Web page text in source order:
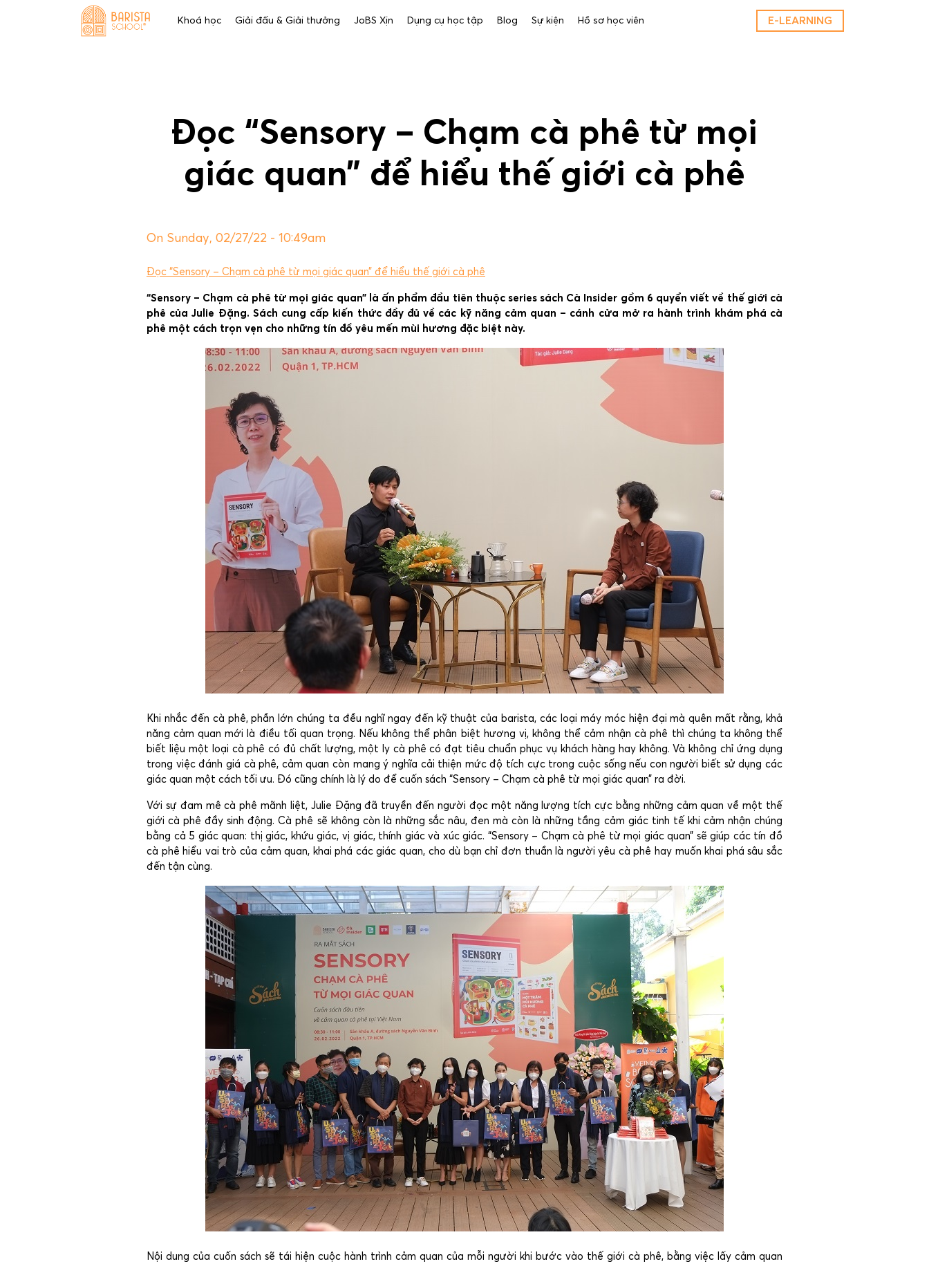
Khoá học Giải đấu & Giải thưởng JoBS Xịn Dụng cụ học tập Blog Sự kiện Hồ sơ học viên E-LEARNING
Đọc “Sensory – Chạm cà phê từ mọi
giác quan” để hiểu thế giới cà phê
On Sunday, 02/27/22 - 10:49am
Đọc “Sensory – Chạm cà phê từ mọi giác quan” để hiểu thế giới cà phê
“Sensory – Chạm cà phê từ mọi giác quan” là ấn phẩm đầu tiên thuộc series sách Cà Insider gồm 6 quyển viết về thế giới cà
phê của Julie Đặng. Sách cung cấp kiến thức đầy đủ về các kỹ năng cảm quan – cánh cửa mở ra hành trình khám phá cà
phê một cách trọn vẹn cho những tín đồ yêu mến mùi hương đặc biệt này.
Khi nhắc đến cà phê, phần lớn chúng ta đều nghĩ ngay đến kỹ thuật của barista, các loại máy móc hiện đại mà quên mất rằng, khả
năng cảm quan mới là điều tối quan trọng. Nếu không thể phân biệt hương vị, không thể cảm nhận cà phê thì chúng ta không thể
biết liệu một loại cà phê có đủ chất lượng, một ly cà phê có đạt tiêu chuẩn phục vụ khách hàng hay không. Và không chỉ ứng dụng
trong việc đánh giá cà phê, cảm quan còn mang ý nghĩa cải thiện mức độ tích cực trong cuộc sống nếu con người biết sử dụng các
giác quan một cách tối ưu. Đó cũng chính là lý do để cuốn sách “Sensory – Chạm cà phê từ mọi giác quan” ra đời.
Với sự đam mê cà phê mãnh liệt, Julie Đặng đã truyền đến người đọc một năng lượng tích cực bằng những cảm quan về một thế
giới cà phê đầy sinh động. Cà phê sẽ không còn là những sắc nâu, đen mà còn là những tầng cảm giác tinh tế khi cảm nhận chúng
bằng cả 5 giác quan: thị giác, khứu giác, vị giác, thính giác và xúc giác. “Sensory – Chạm cà phê từ mọi giác quan” sẽ giúp các tín đồ
cà phê hiểu vai trò của cảm quan, khai phá các giác quan, cho dù bạn chỉ đơn thuần là người yêu cà phê hay muốn khai phá sâu sắc
đến tận cùng.
Nội dung của cuốn sách sẽ tái hiện cuộc hành trình cảm quan của mỗi người khi bước vào thế giới cà phê, bằng việc lấy cảm quan